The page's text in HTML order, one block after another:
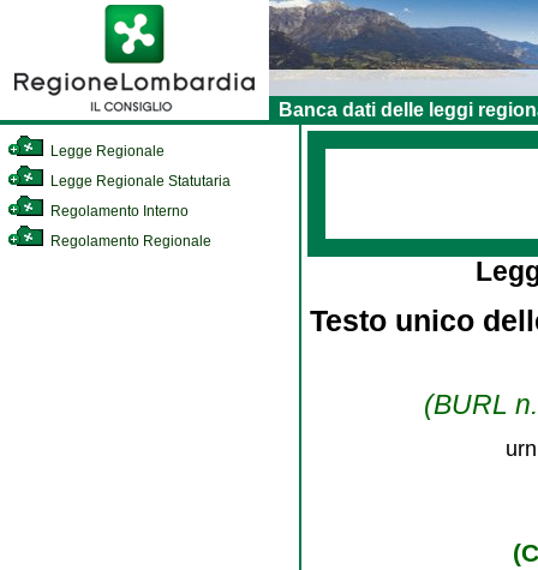
Banca dati delle leggi
Legge Regionale
Legge Regionale Statutaria
Regolamento Interno
Regolamento Regionale
Testo unico
(BURL